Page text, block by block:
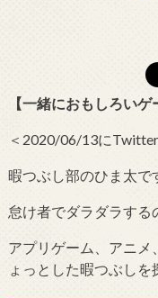
【一緒におもしろい
＜2020/06/13に
暇つぶし部のひま太で
怠け者でダラダラする
アプリゲーム、アニメ
ょっとした暇つぶしを